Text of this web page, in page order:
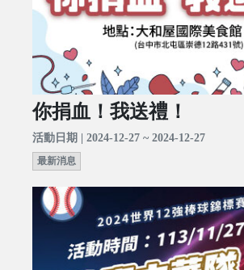
你捐血！我送禮！
活動日期 | 2024-12-27 ~ 2024-12-27
最新消息